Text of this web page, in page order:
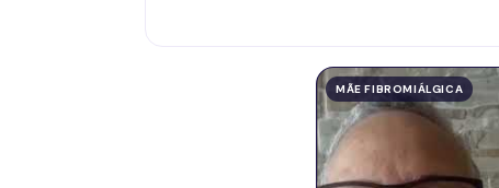
MÃE FIBROMIÁLGICA